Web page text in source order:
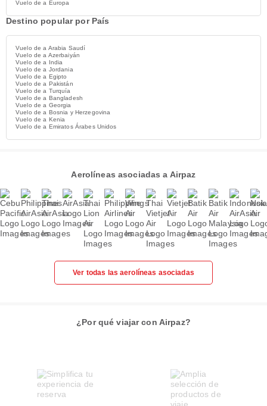
Vuelo de a Europa
Destino popular por País
Vuelo de a Arabia Saudí
Vuelo de a Azerbaiyán
Vuelo de a India
Vuelo de a Jordania
Vuelo de a Egipto
Vuelo de a Pakistán
Vuelo de a Turquía
Vuelo de a Bangladesh
Vuelo de a Georgia
Vuelo de a Bosnia y Herzegovina
Vuelo de a Kenia
Vuelo de a Emiratos Árabes Unidos
Aerolíneas asociadas a Airpaz
Ver todas las aerolíneas asociadas
¿Por qué viajar con Airpaz?